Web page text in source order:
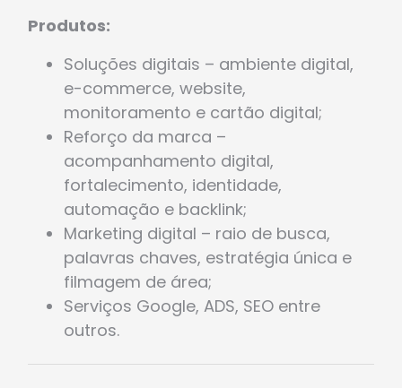
Produtos:
Soluções digitais – ambiente digital,
e-commerce, website,
monitoramento e cartão digital;
Reforço da marca –
acompanhamento digital,
fortalecimento, identidade,
automação e backlink;
Marketing digital – raio de busca,
palavras chaves, estratégia única e
filmagem de área;
Serviços Google, ADS, SEO entre
outros.